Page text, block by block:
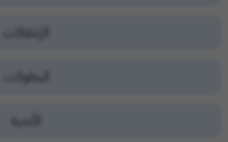
الإنتقالات
البطولات
الأندية